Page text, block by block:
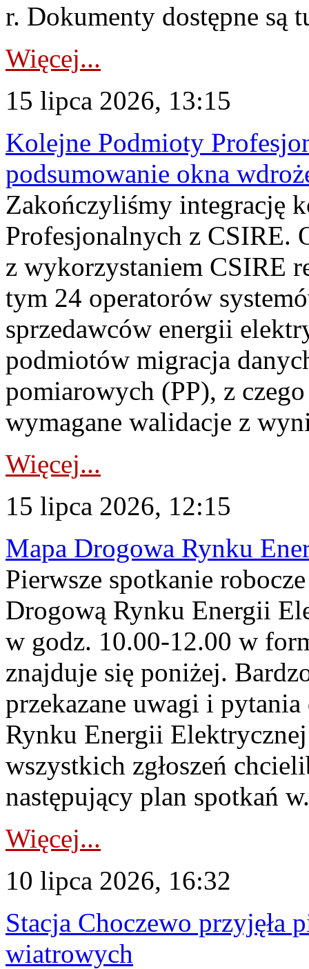
r. Dokumenty dostępne są
Więcej...
15 lipca 2026, 13:15
Kolejne Podmioty
podsumowanie okna
Zakończyliśmy integrację
Profesjonalnych z CSIRE.
z wykorzystaniem CSIRE
tym 24 operatorów
sprzedawców energii
podmiotów migracja
pomiarowych (PP), z
wymagane walidacje z
Więcej...
15 lipca 2026, 12:15
Mapa Drogowa Rynku
Pierwsze spotkanie
Drogową Rynku Energii
w godz. 10.00-12.00 w
znajduje się poniżej.
przekazane uwagi i
Rynku Energii
wszystkich zgłoszeń
następujący plan spotkań
Więcej...
10 lipca 2026, 16:32
Stacja Choczewo przyjęła
wiatrowych